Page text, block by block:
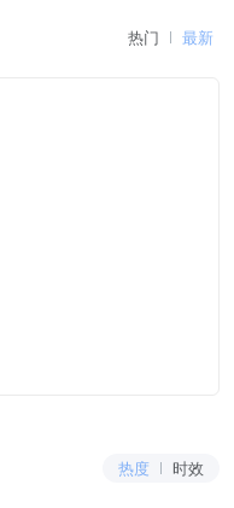
热门 最新
热度 时效